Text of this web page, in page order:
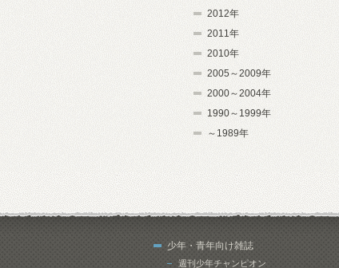
2012年
2011年
2010年
2005～2009年
2000～2004年
1990～1999年
～1989年
少年・青年向け雑誌
週刊少年チャンピオン